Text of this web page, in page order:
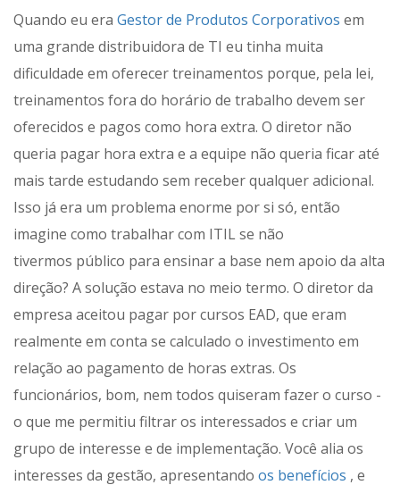
Quando eu era Gestor de Produtos Corporativos em
uma grande distribuidora de TI eu tinha muita
dificuldade em oferecer treinamentos porque, pela lei,
treinamentos fora do horário de trabalho devem ser
oferecidos e pagos como hora extra. O diretor não
queria pagar hora extra e a equipe não queria ficar até
mais tarde estudando sem receber qualquer adicional.
Isso já era um problema enorme por si só, então
imagine como trabalhar com ITIL se não
tivermos público para ensinar a base nem apoio da alta
direção? A solução estava no meio termo. O diretor da
empresa aceitou pagar por cursos EAD, que eram
realmente em conta se calculado o investimento em
relação ao pagamento de horas extras. Os
funcionários, bom, nem todos quiseram fazer o curso -
o que me permitiu filtrar os interessados e criar um
grupo de interesse e de implementação. Você alia os
interesses da gestão, apresentando os benefícios , e